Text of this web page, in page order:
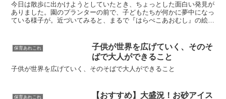
今日は散歩に出かけようとしていたとき、ちょっとした面白い発見が
ありました。園のプランターの前で、子どもたちが何かに夢中になっ
ている様子が。近づいてみると、まるで『はらぺこあおむし』の絵本
保育あれこれ
子供が世界を広げていく、そのそ
ばで大人ができること
子供が世界を広げていく、そのそばで大人ができること
保育あれこれ
【おすすめ】大盛況！お砂アイス